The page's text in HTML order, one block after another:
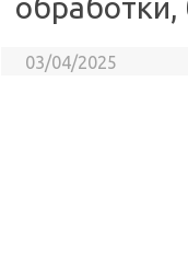
03/04/2025